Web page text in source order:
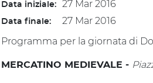
Data iniziale: 27 Mar 2016
Data finale:
27 Mar 2016
Programma per la giornata di
MERCATINO MEDIEVALE -